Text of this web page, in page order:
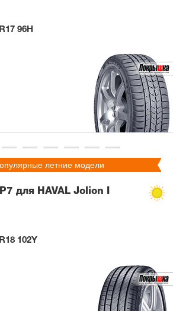
96H
летние модели
для HAVAL Jolion I
102Y